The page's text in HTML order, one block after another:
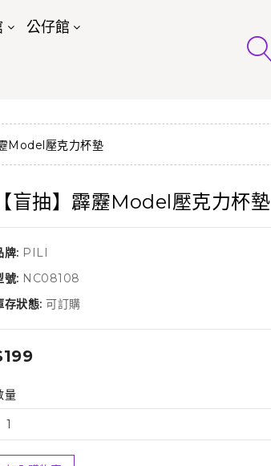
公仔館
Model壓克力杯墊
【盲抽】霹靂Model壓克力杯墊
牌: PILI
號: NC08108
存狀態: 可訂購
量